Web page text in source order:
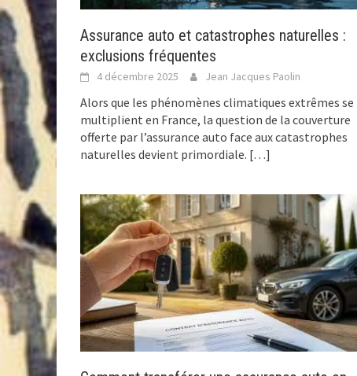
Assurance auto et catastrophes naturelles :
exclusions fréquentes
4 décembre 2025 Jean Jacques Paolin
Alors que les phénomènes climatiques extrêmes se
multiplient en France, la question de la couverture
offerte par l’assurance auto face aux catastrophes
naturelles devient primordiale. […]